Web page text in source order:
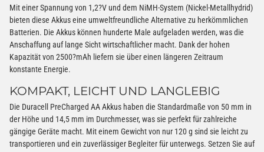
Mit einer Spannung von 1,2?V und dem NiMH-System (Nickel-Metallhydrid)
bieten diese Akkus eine umweltfreundliche Alternative zu herkömmlichen
Batterien. Die Akkus können hunderte Male aufgeladen werden, was die
Anschaffung auf lange Sicht wirtschaftlicher macht. Dank der hohen
Kapazität von 2500?mAh liefern sie über einen längeren Zeitraum
konstante Energie.
KOMPAKT, LEICHT UND LANGLEBIG
Die Duracell PreCharged AA Akkus haben die Standardmaße von 50 mm in
der Höhe und 14,5 mm im Durchmesser, was sie perfekt für zahlreiche
gängige Geräte macht. Mit einem Gewicht von nur 120 g sind sie leicht zu
transportieren und ein zuverlässiger Begleiter für unterwegs. Setzen Sie auf